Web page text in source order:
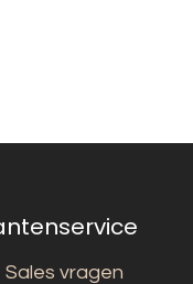
Sales vragen